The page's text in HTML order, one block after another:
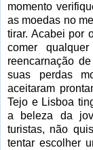
momento
as moedas no
tirar. Acabei por
comer
reencarnação
suas perdas
aceitaram
Tejo e Lisboa
a beleza da
turistas, não
tentar escolher